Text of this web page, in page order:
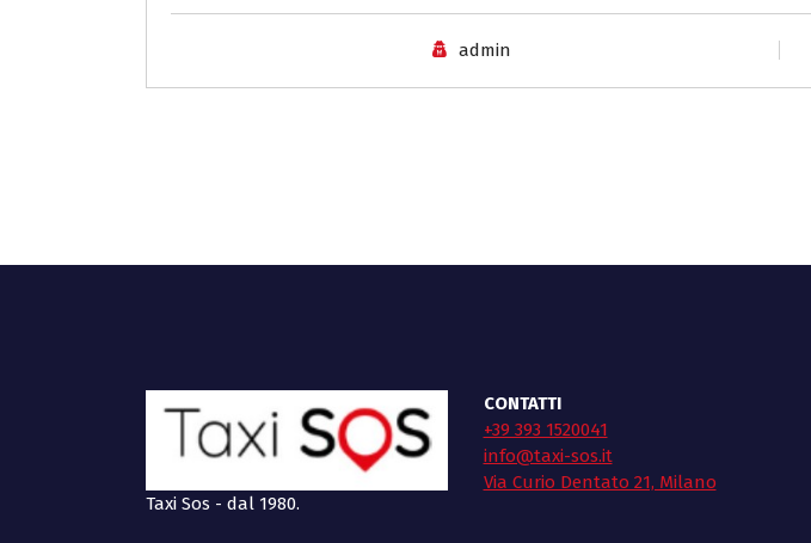
admin
Taxi Sos - dal 1980.
CONTATTI
+39 393 1520041
info@taxi-sos.it
Via Curio Dentato 21, Milano